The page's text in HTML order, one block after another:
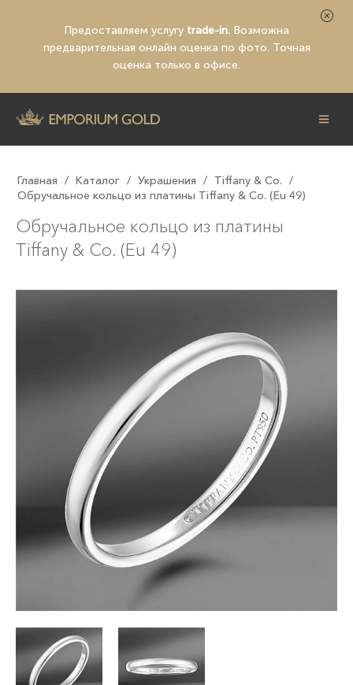
Предоставляем услугу trade-in. Возможна
предварительная онлайн оценка по фото. Точная
оценка только в офисе.
Главная / Каталог / Украшения / Tiffany & Co. /
Обручальное кольцо из платины Tiffany & Co. (Eu 49)
Обручальное кольцо из платины
Tiffany & Co. (Eu 49)